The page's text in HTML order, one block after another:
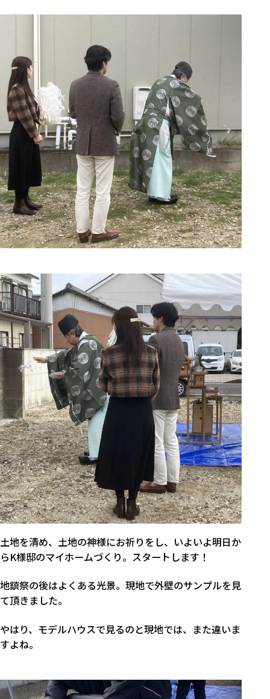
土地を清め、土地の神様にお祈りをし、いよいよ明日か
らK様邸のマイホームづくり。スタートします！
地鎮祭の後はよくある光景。現地で外壁のサンプルを見
て頂きました。
やはり、モデルハウスで見るのと現地では、また違いま
すよね。